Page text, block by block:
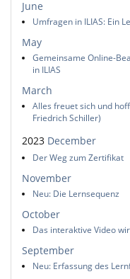
June
Umfragen in ILIAS: Ein
May
Gemeinsame Online-
in ILIAS
March
Alles freuet sich und
Friedrich Schiller)
2023 December
Der Weg zum Zertifikat
November
Neu: Die Lernsequenz
October
Das interaktive Video
September
Neu: Erfassung des